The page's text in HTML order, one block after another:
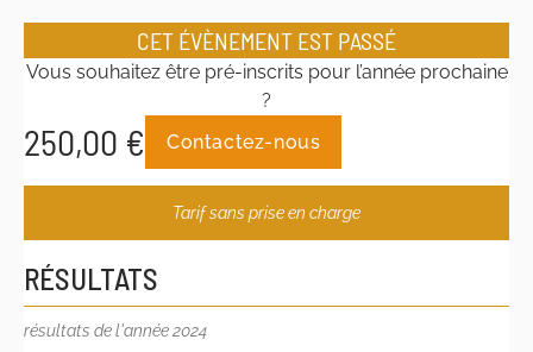
CET ÉVÈNEMENT EST PASSÉ
Vous souhaitez être pré-inscrits pour l’année prochaine
?
250,00 € Contactez-nous
Tarif sans prise en charge
RÉSULTATS
résultats de l'année 2024